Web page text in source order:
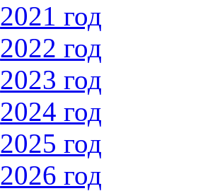
2021 год
2022 год
2023 год
2024 год
2025 год
2026 год